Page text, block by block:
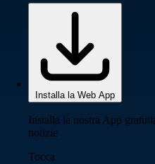
Installa la Web App
Installa la nostra App
notizie
Tocca